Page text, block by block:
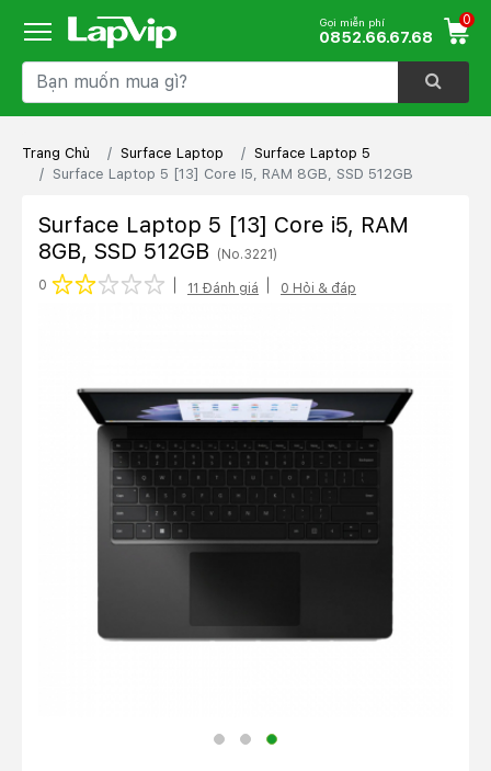
Gọi miễn phí
0852.66.67.68
0
Trang Chủ Surface Laptop
Surface Laptop 5
Surface Laptop 5 [13] Core I5, RAM 8GB, SSD 512GB
Surface Laptop 5 [13] Core i5, RAM
8GB, SSD 512GB
(No.3221)
0
5 stars
4 stars
3 stars
2 stars
1 star 11 Đánh giá 0 Hỏi & đáp